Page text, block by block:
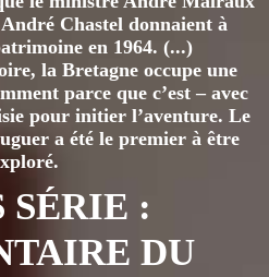
Chastel donnaient à
en 1964. (...)
la Bretagne occupe une
parce que c’est – avec
pour initier l’aventure. Le
a été le premier à être
SÉRIE :
DU